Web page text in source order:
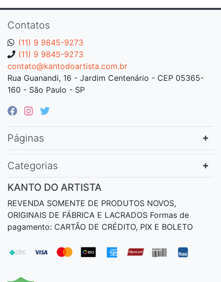
Contatos
(11) 9 9845-9273
(11) 9 9845-9273
contato@kantodoartista.com.br
Rua Guanandi, 16 - Jardim Centenário - CEP 05365-
160 - São Paulo - SP
Páginas
Categorias
KANTO DO ARTISTA
REVENDA SOMENTE DE PRODUTOS NOVOS,
ORIGINAIS DE FÁBRICA E LACRADOS Formas de
pagamento: CARTÃO DE CRÉDITO, PIX E BOLETO